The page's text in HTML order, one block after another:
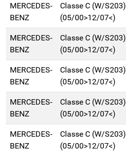
MERCEDES-
BENZ
Classe C (W/S203)
(05/00>12/07<)
MERCEDES-
BENZ
Classe C (W/S203)
(05/00>12/07<)
MERCEDES-
BENZ
Classe C (W/S203)
(05/00>12/07<)
MERCEDES-
BENZ
Classe C (W/S203)
(05/00>12/07<)
MERCEDES-
BENZ
Classe C (W/S203)
(05/00>12/07<)